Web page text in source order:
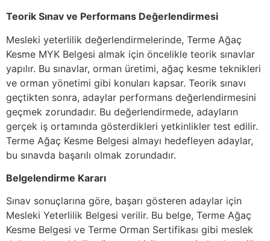
Teorik Sınav ve Performans Değerlendirmesi
Mesleki yeterlilik değerlendirmelerinde, Terme Ağaç
Kesme MYK Belgesi almak için öncelikle teorik sınavlar
yapılır. Bu sınavlar, orman üretimi, ağaç kesme teknikleri
ve orman yönetimi gibi konuları kapsar. Teorik sınavı
geçtikten sonra, adaylar performans değerlendirmesini
geçmek zorundadır. Bu değerlendirmede, adayların
gerçek iş ortamında gösterdikleri yetkinlikler test edilir.
Terme Ağaç Kesme Belgesi almayı hedefleyen adaylar,
bu sınavda başarılı olmak zorundadır.
Belgelendirme Kararı
Sınav sonuçlarına göre, başarı gösteren adaylar için
Mesleki Yeterlilik Belgesi verilir. Bu belge, Terme Ağaç
Kesme Belgesi ve Terme Orman Sertifikası gibi meslek